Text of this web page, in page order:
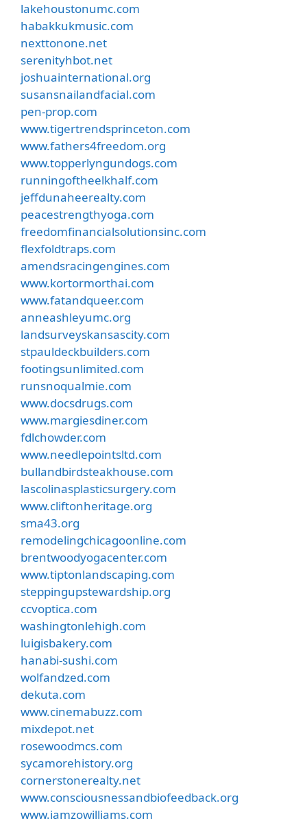
lakehoustonumc.com
habakkukmusic.com
nexttonone.net
serenityhbot.net
joshuainternational.org
susansnailandfacial.com
pen-prop.com
www.tigertrendsprinceton.com
www.fathers4freedom.org
www.topperlyngundogs.com
runningoftheelkhalf.com
jeffdunaheerealty.com
peacestrengthyoga.com
freedomfinancialsolutionsinc.com
flexfoldtraps.com
amendsracingengines.com
www.kortormorthai.com
www.fatandqueer.com
anneashleyumc.org
landsurveyskansascity.com
stpauldeckbuilders.com
footingsunlimited.com
runsnoqualmie.com
www.docsdrugs.com
www.margiesdiner.com
fdlchowder.com
www.needlepointsltd.com
bullandbirdsteakhouse.com
lascolinasplasticsurgery.com
www.cliftonheritage.org
sma43.org
remodelingchicagoonline.com
brentwoodyogacenter.com
www.tiptonlandscaping.com
steppingupstewardship.org
ccvoptica.com
washingtonlehigh.com
luigisbakery.com
hanabi-sushi.com
wolfandzed.com
dekuta.com
www.cinemabuzz.com
mixdepot.net
rosewoodmcs.com
sycamorehistory.org
cornerstonerealty.net
www.consciousnessandbiofeedback.org
www.iamzowilliams.com